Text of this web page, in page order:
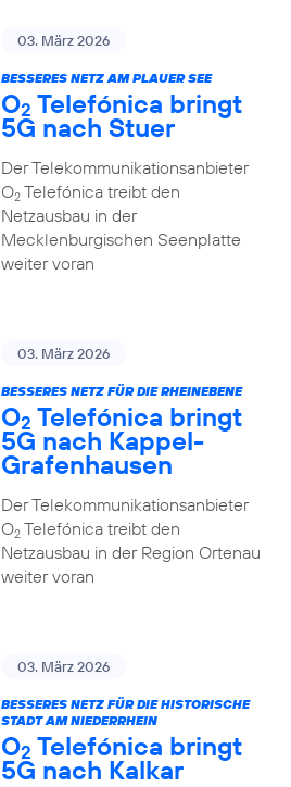
03. März 2026
BESSERES NETZ AM PLAUER SEE
O2 Telefónica bringt
5G nach Stuer
Der Telekommunikationsanbieter
O2Telefónica treibt den
Netzausbau in der
Mecklenburgischen Seenplatte
weiter voran
03. März 2026
BESSERES NETZ FÜR DIE RHEINEBENE
O2 Telefónica bringt
5G nach Kappel-
Grafenhausen
Der Telekommunikationsanbieter
O2Telefónica treibt den
Netzausbau in der Region Ortenau
weiter voran
03. März 2026
BESSERES NETZ FÜR DIE HISTORISCHE
STADT AM NIEDERRHEIN
O2 Telefónica bringt
5G nach Kalkar